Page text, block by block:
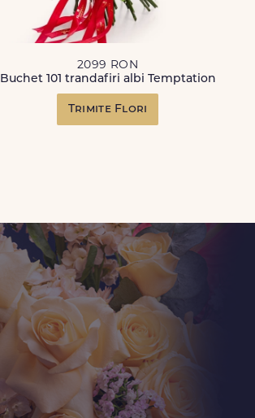
2099 RON
Buchet 101 trandafiri albi Temptation
Trimite Flori